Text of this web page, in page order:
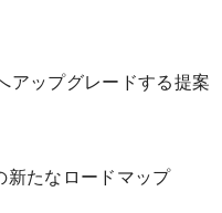
アップグレードする提案
新たなロードマップ